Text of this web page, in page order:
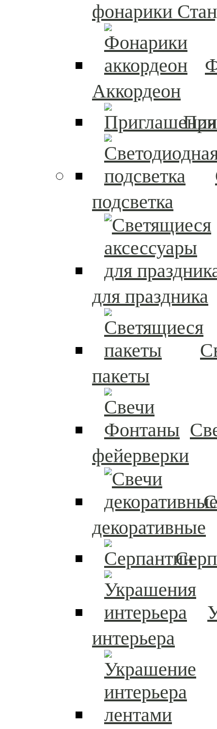
фонарики
Аккордеон
подсветка
для праздника
пакеты
фейерверки
декоративные
интерьера